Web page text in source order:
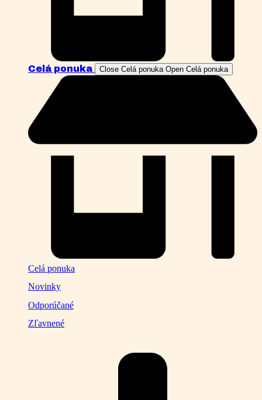
Celá ponuka Close Celá ponuka Open Celá ponuka
Celá ponuka
Novinky
Odporúčané
Zľavnené